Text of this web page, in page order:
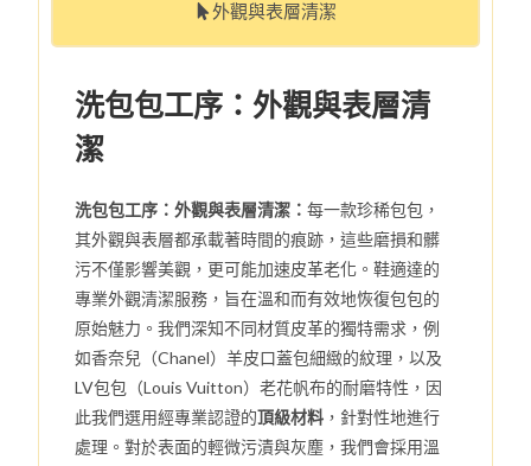
外觀與表層清潔
洗包包工序：外觀與表層清
潔
洗包包工序：外觀與表層清潔：每一款珍稀包包，
其外觀與表層都承載著時間的痕跡，這些磨損和髒
污不僅影響美觀，更可能加速皮革老化。鞋適達的
專業外觀清潔服務，旨在溫和而有效地恢復包包的
原始魅力。我們深知不同材質皮革的獨特需求，例
如香奈兒（Chanel）羊皮口蓋包細緻的紋理，以及
LV包包（Louis Vuitton）老花帆布的耐磨特性，因
此我們選用經專業認證的頂級材料 ，針對性地進行
處理。對於表面的輕微污漬與灰塵，我們會採用溫